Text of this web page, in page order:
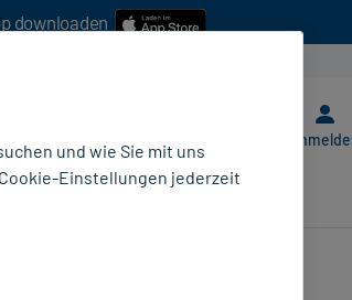
downloaden
und wie Sie mit uns
Einstellungen jederzeit